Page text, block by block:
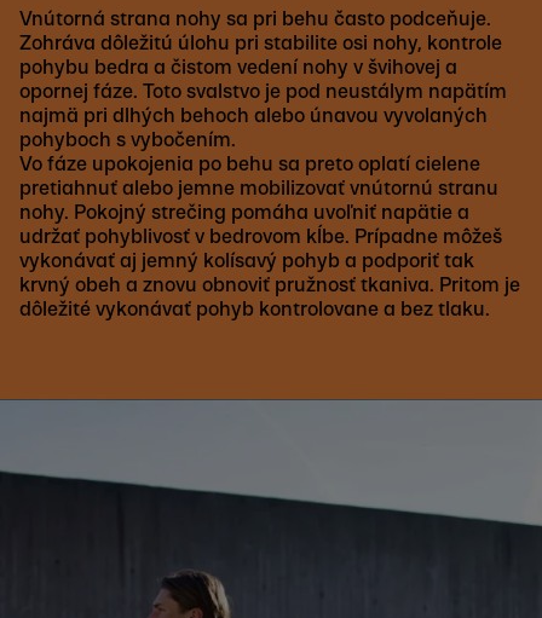
Vnútorná strana nohy sa pri behu často podceňuje.
Zohráva dôležitú úlohu pri stabilite osi nohy, kontrole
pohybu bedra a čistom vedení nohy v švihovej a
opornej fáze. Toto svalstvo je pod neustálym napätím
najmä pri dlhých behoch alebo únavou vyvolaných
pohyboch s vybočením.
Vo fáze upokojenia po behu sa preto oplatí cielene
pretiahnuť alebo jemne mobilizovať vnútornú stranu
nohy. Pokojný strečing pomáha uvoľniť napätie a
udržať pohyblivosť v bedrovom kĺbe. Prípadne môžeš
vykonávať aj jemný kolísavý pohyb a podporiť tak
krvný obeh a znovu obnoviť pružnosť tkaniva. Pritom je
dôležité vykonávať pohyb kontrolovane a bez tlaku.